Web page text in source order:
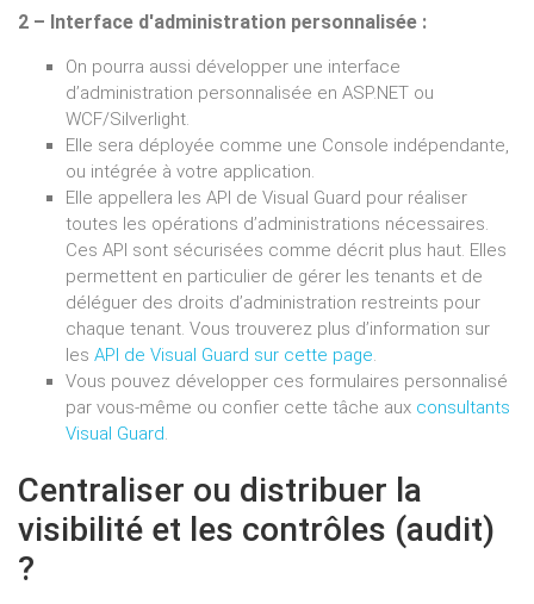
2 – Interface d'administration personnalisée :
On pourra aussi développer une interface
d’administration personnalisée en ASP.NET ou
WCF/Silverlight.
Elle sera déployée comme une Console indépendante,
ou intégrée à votre application.
Elle appellera les API de Visual Guard pour réaliser
toutes les opérations d’administrations nécessaires.
Ces API sont sécurisées comme décrit plus haut. Elles
permettent en particulier de gérer les tenants et de
déléguer des droits d’administration restreints pour
chaque tenant. Vous trouverez plus d’information sur
les API de Visual Guard sur cette page.
Vous pouvez développer ces formulaires personnalisé
par vous-même ou confier cette tâche aux consultants
Visual Guard.
Centraliser ou distribuer la
visibilité et les contrôles (audit)
?